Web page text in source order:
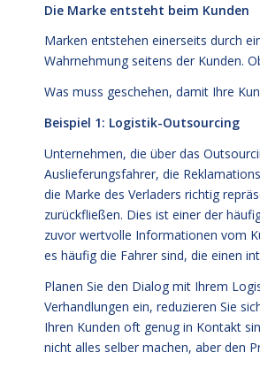
Die Marke entsteht beim Kunden
Marken entstehen einerseits durch
Wahrnehmung seitens der Kunden.
Was muss geschehen, damit Ihre
Beispiel 1: Logistik-Outsourcing
Unternehmen, die über das
Auslieferungsfahrer, die
die Marke des Verladers richtig
zurückfließen. Dies ist einer der
zuvor wertvolle Informationen vom
es häufig die Fahrer sind, die einen
Planen Sie den Dialog mit Ihrem
Verhandlungen ein, reduzieren Sie
Ihren Kunden oft genug in Kontakt
nicht alles selber machen, aber den